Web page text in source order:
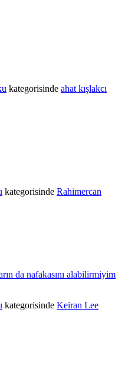
kategorisinde ahat kışlakcı
kategorisinde Rahimercan
da nafakasını alabilirmiyim
kategorisinde Keiran Lee